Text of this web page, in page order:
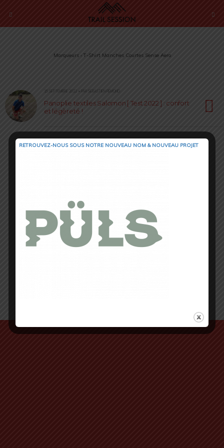
Marqueurs › T-Shirt Manches Courtes Sense Aero
15 SEPTEMBRE 2022 • PAR SÉBASTIEN RÉMOND
Panoplie textiles Salomon [ Test 2022 ] : confort
et légèreté !
RETROUVEZ-NOUS SOUS NOTRE NOUVEAU NOM & NOUVEAU PROJET